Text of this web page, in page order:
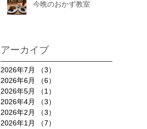
今晩のおかず教室
アーカイブ
2026年7月 （3）
2026年6月
（6）
2026年5月
（1）
2026年4月
（3）
2026年2月
（3）
2026年1月
（7）